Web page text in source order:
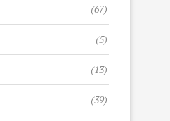
(67)
(5)
(13)
(39)